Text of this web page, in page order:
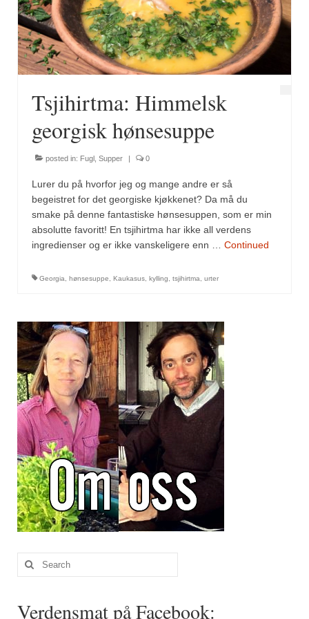
Fugl
Gryteretter
Snacks
Supper
Olivenolje, oppskrifter
Krydder, oppskrifter
Albóndigaskrydder
Bouquet garni
Cajunkrydder, mildt
Cajunkrydder, sterkt
Estragon
Guindillas
Herbes de Provence
Kjørvel
Krøderens husmannsmiks
Massalé seychellois
Tsjihirtma: Himmelsk
georgisk hønsesuppe
posted in: Fugl Supper | 0
Lurer du på hvorfor jeg og mange andre er så
begeistret for det georgiske kjøkkenet? Da må du
smake på denne fantastiske hønsesuppen, som er min
absolutte favoritt! En tsjihirtma har ikke all verdens
ingredienser og er ikke vanskeligere enn … Continued
Georgia hønsesuppe Kaukasus kylling tsjihirtma urter
Search
for:
Verdensmat på Facebook: